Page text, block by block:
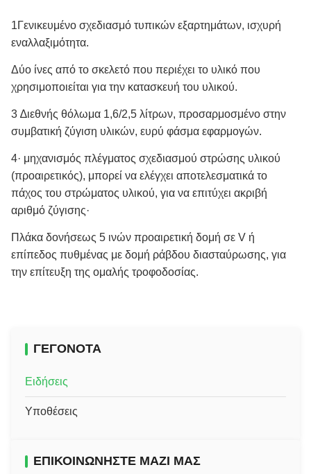
1Γενικευμένο σχεδιασμό τυπικών εξαρτημάτων, ισχυρή
εναλλαξιμότητα.
Δύο ίνες από το σκελετό που περιέχει το υλικό που
χρησιμοποιείται για την κατασκευή του υλικού.
3 ∆ιεθνής θόλωμα 1,6/2,5 λίτρων, προσαρμοσμένο στην
συμβατική ζύγιση υλικών, ευρύ φάσμα εφαρμογών.
4· μηχανισμός πλέγματος σχεδιασμού στρώσης υλικού
(προαιρετικός), μπορεί να ελέγχει αποτελεσματικά το
πάχος του στρώματος υλικού, για να επιτύχει ακριβή
αριθμό ζύγισης·
Πλάκα δονήσεως 5 ινών προαιρετική δομή σε V ή
επίπεδος πυθμένας με δομή ράβδου διασταύρωσης, για
την επίτευξη της ομαλής τροφοδοσίας.
ΓΕΓΟΝΌΤΑ
Ειδήσεις
Υποθέσεις
ΕΠΙΚΟΙΝΩΝΉΣΤΕ ΜΑΖΊ ΜΑΣ